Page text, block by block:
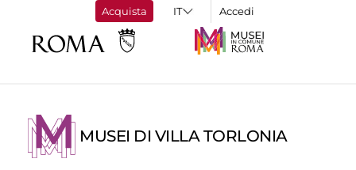
Acquista Accedi
MUSEI DI VILLA TORLONIA